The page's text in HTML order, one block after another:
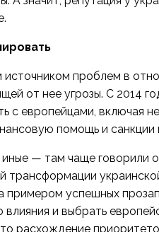
источником проблем в
от нее угрозы. С 2014
с европейцами, включая
помощь и санкции
— там чаще говорили
трансформации
примером успешных
и выбрать
расхождение